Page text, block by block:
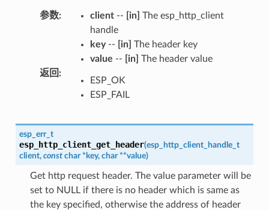
参数: client-- [in] The esp_http_client
handle
key-- [in] The header key
value -- [in] The header value
返回 :
ESP_OK
ESP_FAIL
esp_err_t
esp_http_client_get_header(esp_http_client_handle_t
client, const char * key, char **value)
Get http request header. The value parameter will be
set to NULL if there is no header which is same as
the key specified, otherwise the address of header